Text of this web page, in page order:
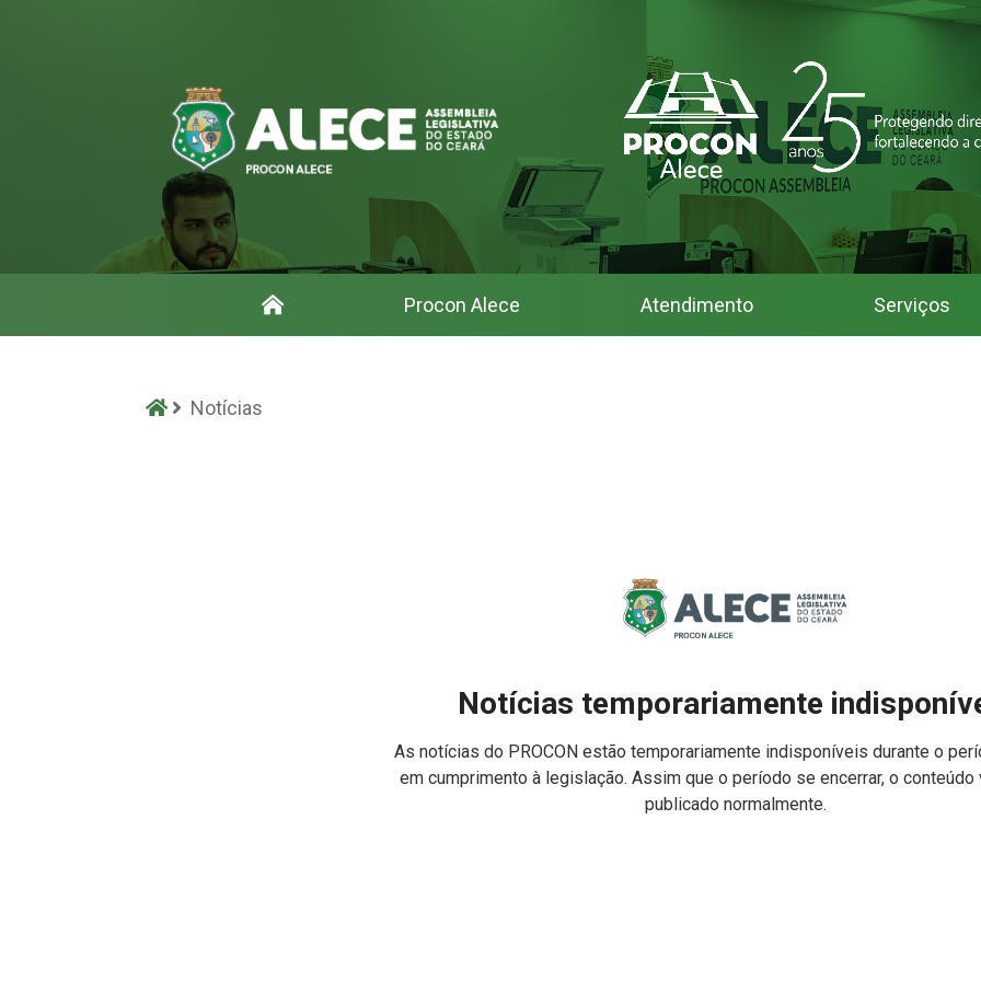
Início Procon Alece Atendimento Serviços
Notícias - Procon Assembleia
InícioNotícias
Notícias temporariamente
As notícias do PROCON estão temporariamente indisponíveis durante o
em cumprimento à legislação. Assim que o período se encerrar, o conteúdo
publicado normalmente.